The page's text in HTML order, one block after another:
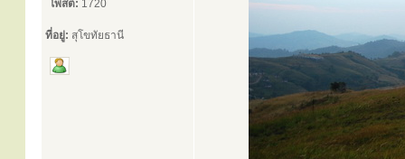
โพสต์: 1720
ที่อยู่: สุโขทัยธานี